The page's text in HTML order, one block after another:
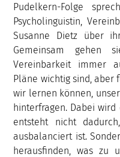
Pudelkern-Folge
Psycholinguistin,
Susanne Dietz über
Gemeinsam gehen
Vereinbarkeit immer
Pläne wichtig sind, aber
wir lernen können,
hinterfragen. Dabei
entsteht nicht
ausbalanciert ist.
herausfinden, was zu